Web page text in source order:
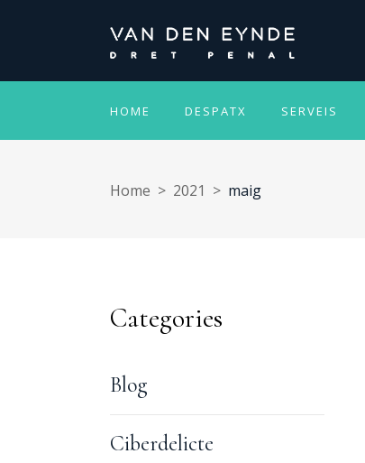
HOME DESPATX SERVEIS
Home > 2021 > maig
Categories
Blog
Ciberdelicte